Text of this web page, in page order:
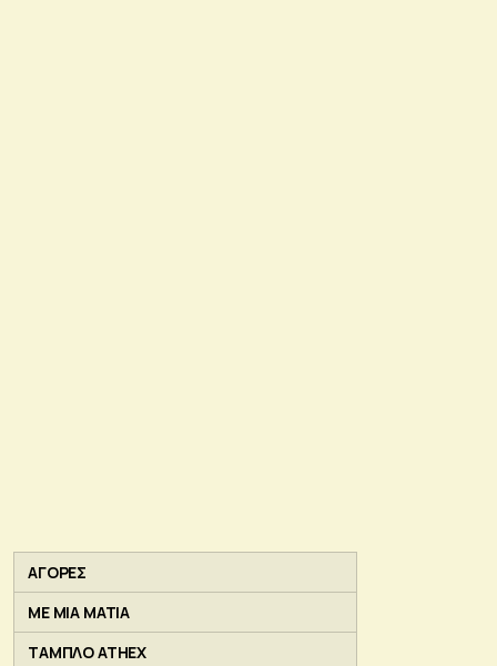
ΑΓΟΡΕΣ
ΜΕ ΜΙΑ ΜΑΤΙΑ
ΤΑΜΠΛΟ ATHEX